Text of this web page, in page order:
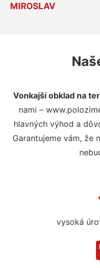
MIROSLAV
Vonkajší obklad na
nami –
hlavných výhod a
Garantujeme vám, že
vysoká